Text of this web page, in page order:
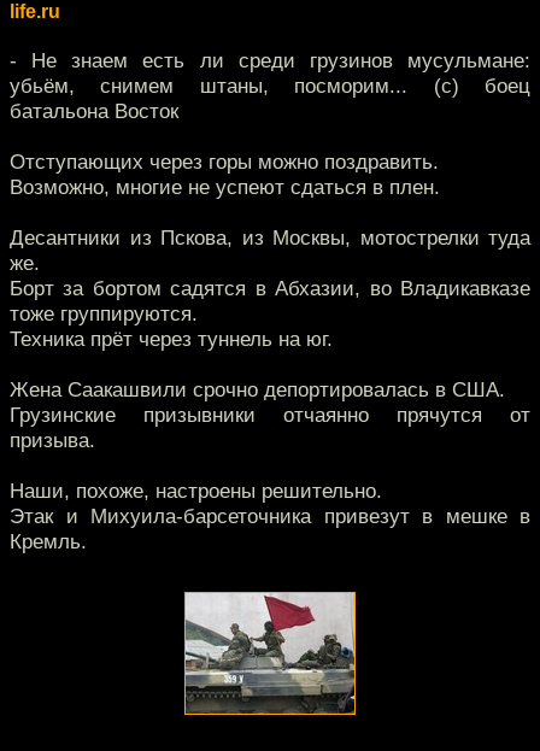
life.ru
- Не знаем есть ли среди грузинов мусульмане:
убьём, снимем штаны, посморим... (с) боец
батальона Восток
Отступающих через горы можно поздравить.
Возможно, многие не успеют сдаться в плен.
Десантники из Пскова, из Москвы, мотострелки туда
же.
Борт за бортом садятся в Абхазии, во Владикавказе
тоже группируются.
Техника прёт через туннель на юг.
Жена Саакашвили срочно депортировалась в США.
Грузинские призывники отчаянно прячутся от
призыва.
Наши, похоже, настроены решительно.
Этак и Михуила-барсеточника привезут в мешке в
Кремль.